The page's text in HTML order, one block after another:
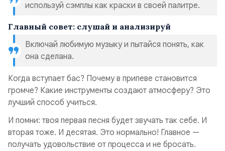
используй сэмплы как краски в своей палитре.
Главный совет: слушай и анализируй
Включай любимую музыку и пытайся понять, как
она сделана.
Когда вступает бас? Почему в припеве становится
громче? Какие инструменты создают атмосферу? Это
лучший способ учиться.
И помни: твоя первая песня будет звучать так себе. И
вторая тоже. И десятая. Это нормально! Главное —
получать удовольствие от процесса и не бросать.